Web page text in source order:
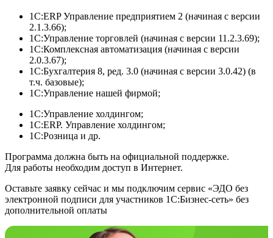
1С:ERP Управление предприятием 2 (начиная с версии
2.1.3.66);
1С:Управление торговлей (начиная с версии 11.2.3.69);
1С:Комплексная автоматизация (начиная с версии
2.0.3.67);
1С:Бухгалтерия 8, ред. 3.0 (начиная с версии 3.0.42) (в
т.ч. базовые);
1C:Управление нашей фирмой;
1C:Управление холдингом;
1С:ERP. Управление холдингом;
1С:Розница и др.
Программа должна быть на официальной поддержке.
Для работы необходим доступ в Интернет.
Оставьте заявку сейчас и мы подключим сервис «ЭДО без
электронной подписи для участников 1С:Бизнес-сеть» без
дополнительной оплаты